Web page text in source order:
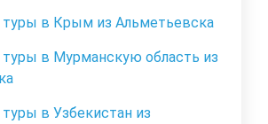
в Крым из Альметьевска
в Мурманскую область из
в Узбекистан из